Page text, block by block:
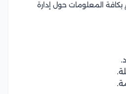
المعلومات حول إدارة